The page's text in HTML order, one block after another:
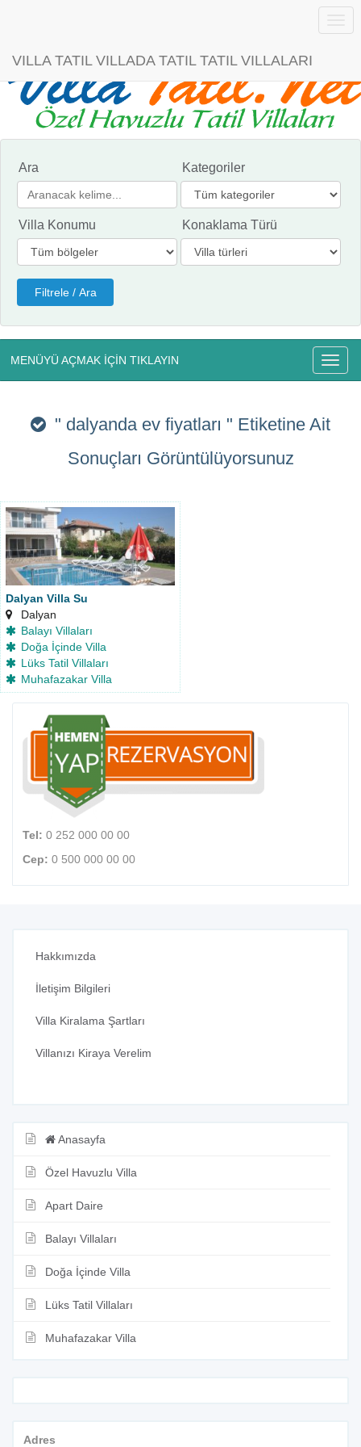
VILLA TATIL VILLADA TATIL TATIL VILLALARI
Ara Kategoriler
Villa Konumu Konaklama Türü
MENÜYÜ AÇMAK İÇİN TIKLAYIN
" dalyanda ev fiyatları " Etiketine Ait
Sonuçları Görüntülüyorsunuz
Dalyan Villa Su
Dalyan
Balayı Villaları
Doğa İçinde Villa
Lüks Tatil Villaları
Muhafazakar Villa
Tel: 0 252 000 00 00
Cep: 0 500 000 00 00
Hakkımızda
İletişim Bilgileri
Villa Kiralama Şartları
Villanızı Kiraya Verelim
Anasayfa
Özel Havuzlu Villa
Apart Daire
Balayı Villaları
Doğa İçinde Villa
Lüks Tatil Villaları
Muhafazakar Villa
Adres